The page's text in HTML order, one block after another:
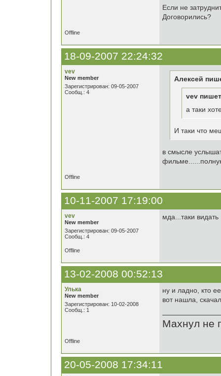
Если не
Договорились?
Offline
18-09-2007 22:24:32
vev
New member
Зарегистрирован: 09-05-2007
Сообщ.: 4
Алексей
vev
а таки
И таки что
в смысле
Offline
10-11-2007 17:19:00
vev
New member
Зарегистрирован: 09-05-2007
Сообщ.: 4
мда...таки
Offline
13-02-2008 00:52:13
Улька
New member
Зарегистрирован: 10-02-2008
Сообщ.: 1
ну и ладно, кто
вот нашла,
Махнул не
Offline
20-05-2008 17:34:11